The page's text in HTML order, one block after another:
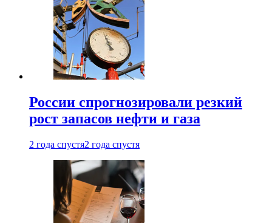
России спрогнозировали резкий
рост запасов нефти и газа
2 года спустя2 года спустя